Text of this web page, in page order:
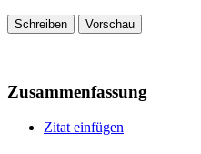
Zusammenfassung
Zitat einfügen